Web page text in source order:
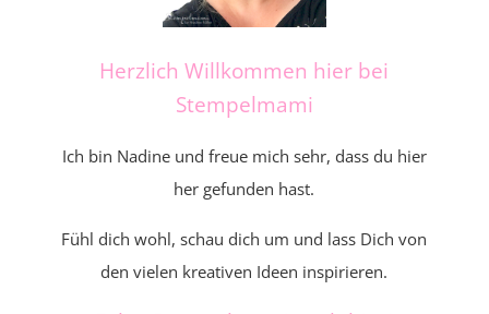
Herzlich Willkommen hier bei
Stempelmami
Ich bin Nadine und freue mich sehr, dass du hier
her gefunden hast.
Fühl dich wohl, schau dich um und lass Dich von
den vielen kreativen Ideen inspirieren.